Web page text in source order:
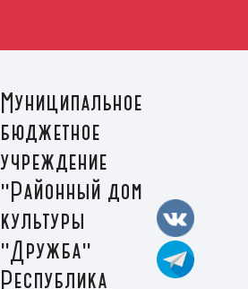
Муниципальное
бюджетное
учреждение
"Районный дом
культуры
"Дружба"
Республика